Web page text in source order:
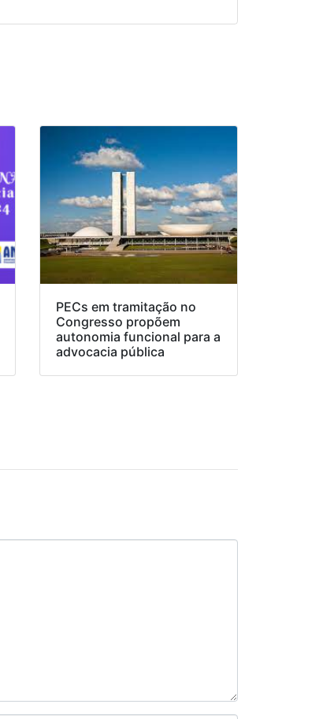
PECs em tramitação no
Congresso propõem
autonomia funcional para a
advocacia pública